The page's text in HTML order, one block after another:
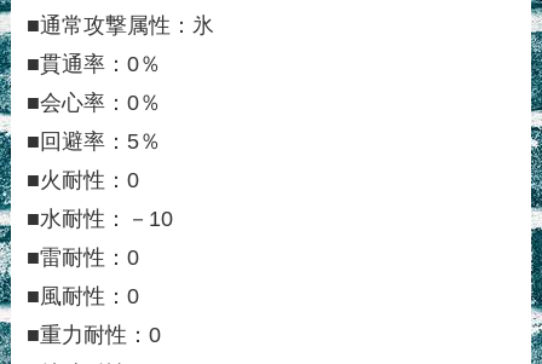
■通常攻撃属性：氷
■貫通率：0％
■会心率：0％
■回避率：5％
■火耐性：0
■水耐性：－10
■雷耐性：0
■風耐性：0
■重力耐性：0